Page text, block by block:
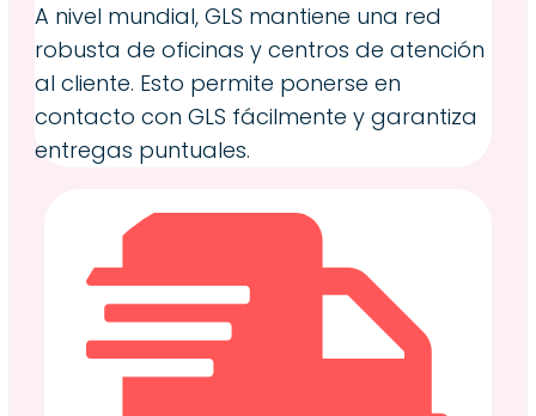
A nivel mundial, GLS mantiene una red
robusta de oficinas y centros de atención
al cliente. Esto permite ponerse en
contacto con GLS fácilmente y garantiza
entregas puntuales.